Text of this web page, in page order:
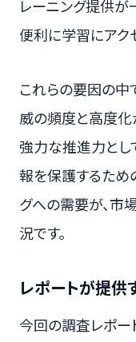
レーニング提供が
便利に学習にアク
これらの要因の中
威の頻度と高度化
強力な推進力とし
報を保護するため
グへの需要が、市
況です。
レポートが提供
今回の調査レポー